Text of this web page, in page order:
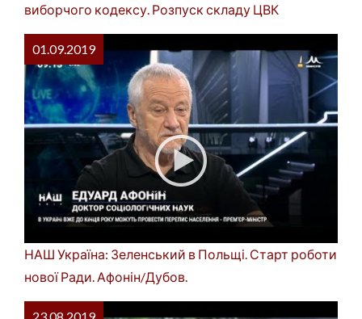
виборчого кодексу. Розпуск складу ЦВК
01.09.2019
НАШ Україна: Зеленський в Польщі. Старт роботи
нової Ради. Афонін/Дубов.
23.08.2019